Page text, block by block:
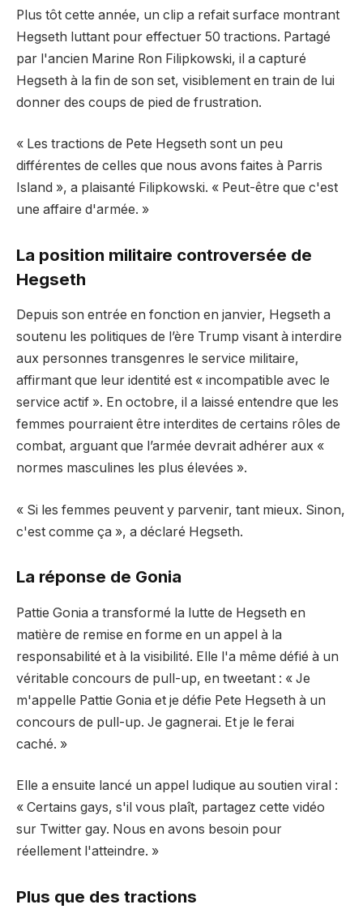
Plus tôt cette année, un clip a refait surface montrant
Hegseth luttant pour effectuer 50 tractions. Partagé
par l'ancien Marine Ron Filipkowski, il a capturé
Hegseth à la fin de son set, visiblement en train de lui
donner des coups de pied de frustration.
« Les tractions de Pete Hegseth sont un peu
différentes de celles que nous avons faites à Parris
Island », a plaisanté Filipkowski. « Peut-être que c'est
une affaire d'armée. »
La position militaire controversée de
Hegseth
Depuis son entrée en fonction en janvier, Hegseth a
soutenu les politiques de l’ère Trump visant à interdire
aux personnes transgenres le service militaire,
affirmant que leur identité est « incompatible avec le
service actif ». En octobre, il a laissé entendre que les
femmes pourraient être interdites de certains rôles de
combat, arguant que l’armée devrait adhérer aux «
normes masculines les plus élevées ».
« Si les femmes peuvent y parvenir, tant mieux. Sinon,
c'est comme ça », a déclaré Hegseth.
La réponse de Gonia
Pattie Gonia a transformé la lutte de Hegseth en
matière de remise en forme en un appel à la
responsabilité et à la visibilité. Elle l'a même défié à un
véritable concours de pull-up, en tweetant : « Je
m'appelle Pattie Gonia et je défie Pete Hegseth à un
concours de pull-up. Je gagnerai. Et je le ferai
caché. »
Elle a ensuite lancé un appel ludique au soutien viral :
« Certains gays, s'il vous plaît, partagez cette vidéo
sur Twitter gay. Nous en avons besoin pour
réellement l'atteindre. »
Plus que des tractions